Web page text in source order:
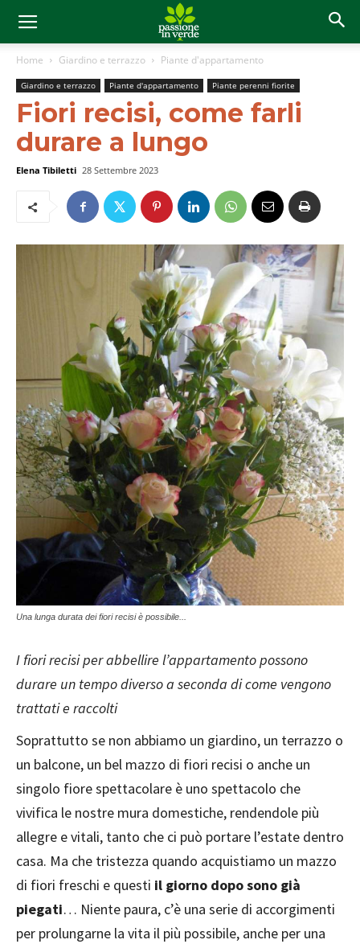
Home Giardino e terrazzo Piante d'appartamento
Giardino e terrazzo Piante d'appartamento Piante perenni fiorite
Fiori recisi, come farli
durare a lungo
Elena Tibiletti 28 Settembre 2023
Una lunga durata dei fiori recisi è possibile...
I fiori recisi per abbellire l’appartamento possono
durare un tempo diverso a seconda di come vengono
trattati e raccolti
Soprattutto se non abbiamo un giardino, un terrazzo o
un balcone, un bel mazzo di fiori recisi o anche un
singolo fiore spettacolare è uno spettacolo che
vivifica le nostre mura domestiche, rendendole più
allegre e vitali, tanto che ci può portare l’estate dentro
casa. Ma che tristezza quando acquistiamo un mazzo
di fiori freschi e questi il giorno dopo sono già
piegati… Niente paura, c’è una serie di accorgimenti
per prolungarne la vita il più possibile, anche per una